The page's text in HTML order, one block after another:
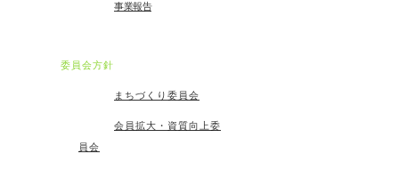
事業報告
委員会方針
まちづくり委員会
会員拡大・資質向上委
員会